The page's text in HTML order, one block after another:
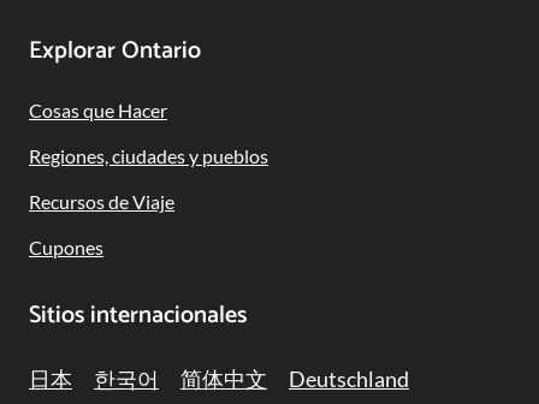
Footer
Navigation
Explorar Ontario
Cosas que Hacer
Regiones, ciudades y pueblos
Recursos de Viaje
Cupones
Sitios internacionales
日本 한국어 简体中文
Deutschland